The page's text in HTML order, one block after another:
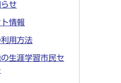
せ
情報
用方法
生涯学習市民セ